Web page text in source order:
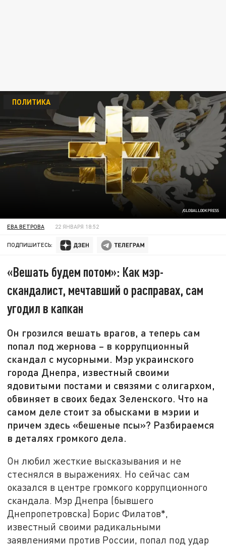
/GLOBALLOOKPRESS
ПОЛИТИКА
ЕВА ВЕТРОВА 22 ЯНВАРЯ 18:52
ПОДПИШИТЕСЬ:
«Вешать будем потом»: Как мэр-
скандалист, мечтавший о расправах, сам
угодил в капкан
Он грозился вешать врагов, а теперь сам
попал под жернова – в коррупционный
скандал с мусорными. Мэр украинского
города Днепра, известный своими
ядовитыми постами и связями с олигархом,
обвиняет в своих бедах Зеленского. Что на
самом деле стоит за обысками в мэрии и
причем здесь «бешеные псы»? Разбираемся
в деталях громкого дела.
Он любил жесткие высказывания и не
стеснялся в выражениях. Но сейчас сам
оказался в центре громкого коррупционного
скандала. Мэр Днепра (бывшего
Днепропетровска) Борис Филатов*,
известный своими радикальными
заявлениями против России, попал под удар